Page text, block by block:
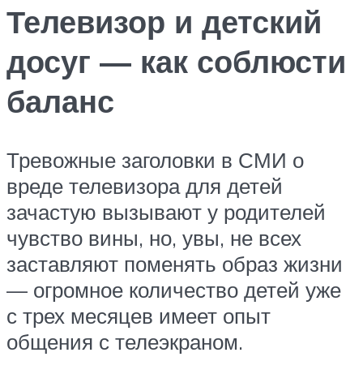
Телевизор и детский
досуг — как соблюсти
баланс
Тревожные заголовки в СМИ о
вреде телевизора для детей
зачастую вызывают у родителей
чувство вины, но, увы, не всех
заставляют поменять образ жизни
— огромное количество детей уже
с трех месяцев имеет опыт
общения с телеэкраном.